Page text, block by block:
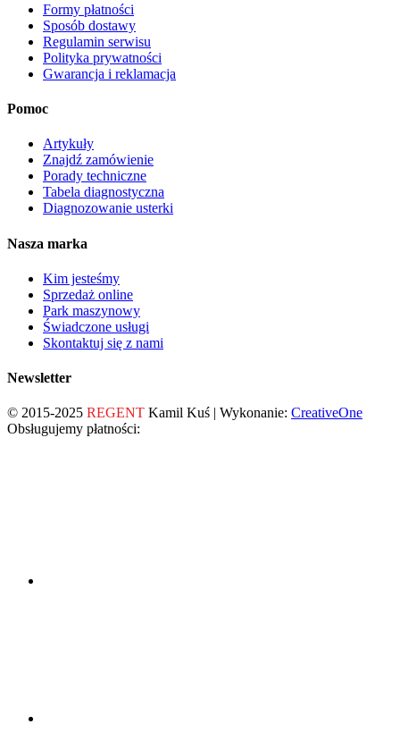
Formy płatności
Sposób dostawy
Regulamin serwisu
Polityka prywatności
Gwarancja i reklamacja
Pomoc
Artykuły
Znajdź zamówienie
Porady techniczne
Tabela diagnostyczna
Diagnozowanie usterki
Nasza marka
Kim jesteśmy
Sprzedaż online
Park maszynowy
Świadczone usługi
Skontaktuj się z nami
Newsletter
© 2015-2025 REGENT Kamil Kuś | Wykonanie: CreativeOne
Obsługujemy płatności: